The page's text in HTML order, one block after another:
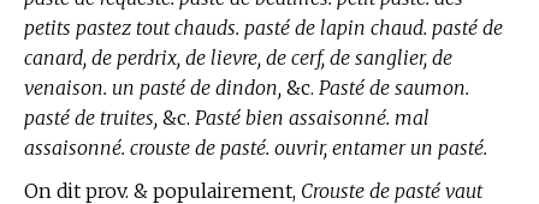
petits pastez tout chauds. pasté de lapin chaud. pasté de
canard, de perdrix, de lievre, de cerf, de sanglier, de
venaison. un pasté de dindon, &c. Pasté de saumon.
pasté de truites, &c. Pasté bien assaisonné. mal
assaisonné. crouste de pasté. ouvrir, entamer un pasté.
On dit prov. & populairement, Crouste de pasté vaut